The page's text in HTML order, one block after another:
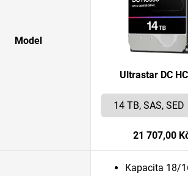
Model
Ultrastar DC
21 707,00
Kapacita 18/